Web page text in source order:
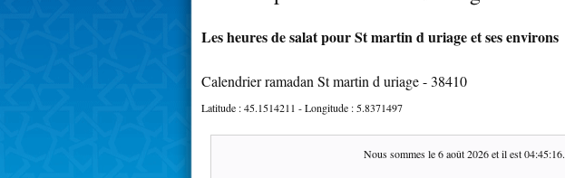
Les heures de salat pour St martin d uriage et ses environs
Calendrier ramadan St martin d uriage - 38410
Latitude :45.1514211 - Longitude : 5.8371497
Nous sommes le6 août 2026et il est04:45:17.